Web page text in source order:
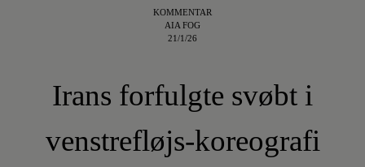
KOMMENTAR
AIA FOG
21/1/26
Irans forfulgte svøbt i
venstrefløjs-koreografi